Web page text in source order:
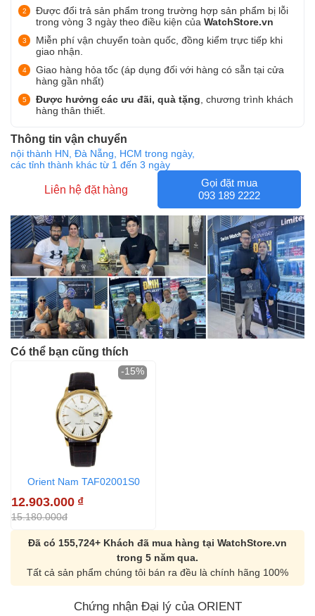
Được đổi trả sản phẩm trong trường hợp sản phẩm bị lỗi
trong vòng 3 ngày theo điều kiện của WatchStore.vn
Miễn phí vận chuyển toàn quốc, đồng kiểm trực tiếp khi
giao nhận.
Giao hàng hỏa tốc (áp dụng đối với hàng có sẵn tại cửa
hàng gần nhất)
Được hưởng các ưu đãi, quà tặng , chương trình khách
hàng thân thiết.
Thông tin vận chuyển
nội thành HN, Đà Nẵng, HCM trong ngày,
các tỉnh thành khác từ 1 đến 3 ngày
Liên hệ đặt hàng
Gọi đặt mua
093 189 2222
Có thể bạn cũng thích
Orient Nam TAF02001S0
12.903.000 ₫
15.180.000đ
-15%
Đã có 155,724+ Khách đã mua hàng tại WatchStore.vn
trong 5 năm qua.
Tất cả sản phẩm chúng tôi bán ra đều là chính hãng 100%
Chứng nhận Đại lý của ORIENT